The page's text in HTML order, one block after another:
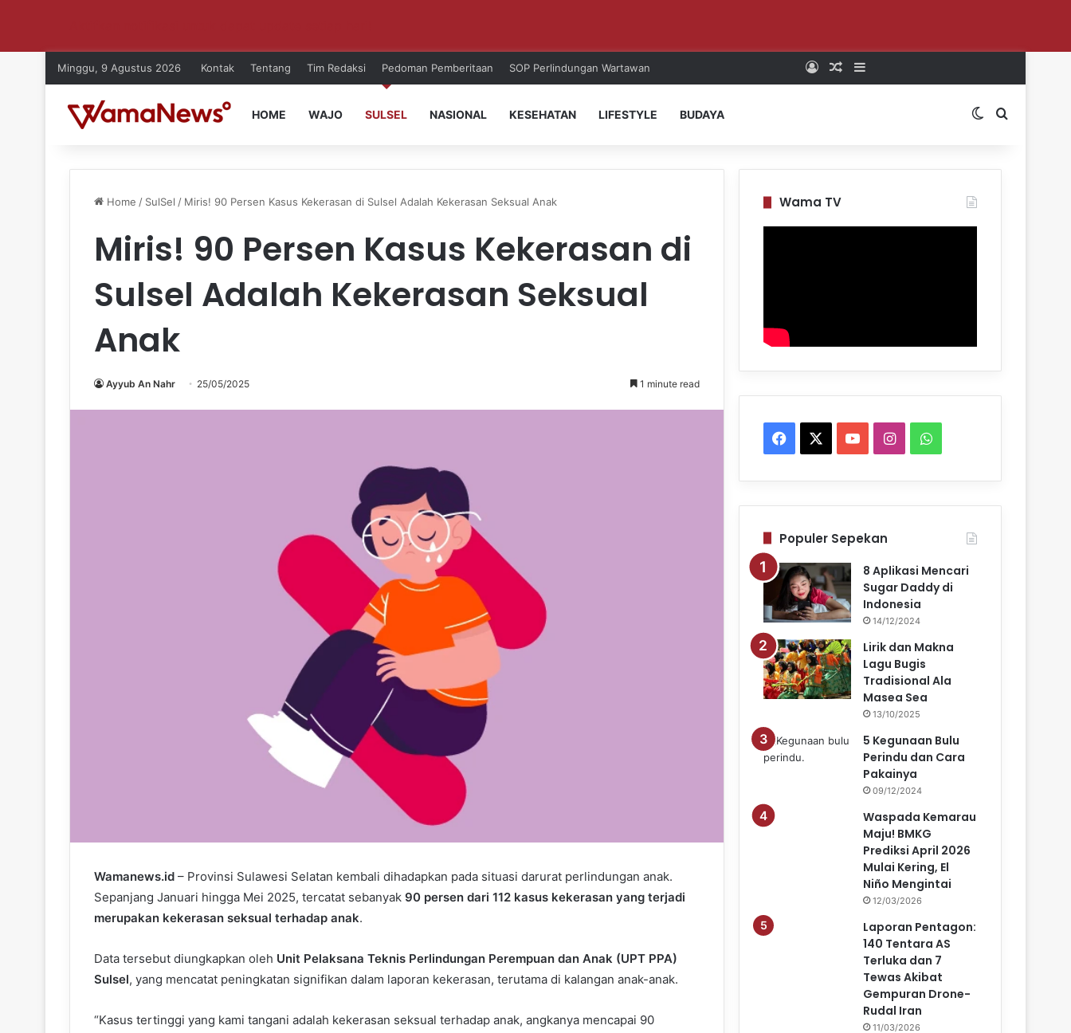
Minggu, 9 Agustus 2026 Kontak Tentang Tim Redaksi Pedoman Pemberitaan SOP Perlindungan Wartawan Log InRandom Article
Sidebar
HOME WAJO SULSEL NASIONAL KESEHATAN LIFESTYLE BUDAYA Switch skin
Search for
Home / SulSel / Miris! 90 Persen Kasus Kekerasan di Sulsel Adalah Kekerasan Seksual Anak
Miris! 90 Persen Kasus Kekerasan di
Sulsel Adalah Kekerasan Seksual
Anak
Ayyub An Nahr 25/05/2025 1 minute read
Wamanews.id – Provinsi Sulawesi Selatan kembali dihadapkan pada situasi darurat perlindungan anak.
Sepanjang Januari hingga Mei 2025, tercatat sebanyak 90 persen dari 112 kasus kekerasan yang terjadi
merupakan kekerasan seksual terhadap anak.
Data tersebut diungkapkan oleh Unit Pelaksana Teknis Perlindungan Perempuan dan Anak (UPT PPA)
Sulsel, yang mencatat peningkatan signifikan dalam laporan kekerasan, terutama di kalangan anak-anak.
“Kasus tertinggi yang kami tangani adalah kekerasan seksual terhadap anak, angkanya mencapai 90
Wama TV
Facebook YouTubeInstagramWhatsApp
Populer Sepekan
8 Aplikasi Mencari
Sugar Daddy di
Indonesia
14/12/2024
Lirik dan Makna
Lagu Bugis
Tradisional Ala
Masea Sea
13/10/2025
5 Kegunaan Bulu
Perindu dan Cara
Pakainya
09/12/2024
Waspada Kemarau
Maju! BMKG
Prediksi April 2026
Mulai Kering, El
Niño Mengintai
12/03/2026
Laporan Pentagon:
140 Tentara AS
Terluka dan 7
Tewas Akibat
Gempuran Drone-
Rudal Iran
11/03/2026